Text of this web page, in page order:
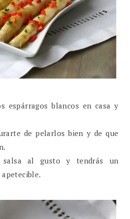
espárragos blancos en casa y
de pelarlos bien y de que
salsa al gusto y tendrás un